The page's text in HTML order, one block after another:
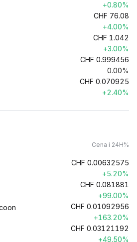
+0.80%
CHF 76.08
+4.00%
CHF 1.042
+3.00%
CHF 0.999456
0.00%
CHF 0.070925
+2.40%
Cena i 24H%
CHF 0.00632575
+5.20%
CHF 0.081881
+99.00%
CHF 0.01092956
+163.20%
CHF 0.03121192
+49.50%